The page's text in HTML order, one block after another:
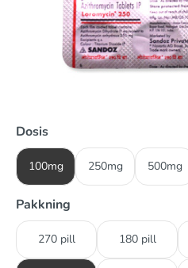
Dosis
100mg 250mg 500mg
Pakkning
270 pill 180 pill